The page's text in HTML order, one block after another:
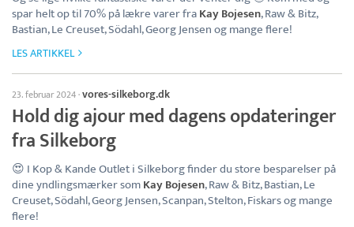
spar helt op til 70% på lækre varer fraKay Bojesen, Raw & Bitz,
Bastian, Le Creuset, Södahl, Georg Jensen og mange flere!
LES ARTIKKEL
23. februar 2024·vores-silkeborg.dk
Hold dig ajour med dagens opdateringer
fra Silkeborg
😍 I Kop & Kande Outlet i Silkeborg finder du store besparelser på
dine yndlingsmærker somKay Bojesen, Raw & Bitz, Bastian, Le
Creuset, Södahl, Georg Jensen, Scanpan, Stelton, Fiskars og mange
flere!